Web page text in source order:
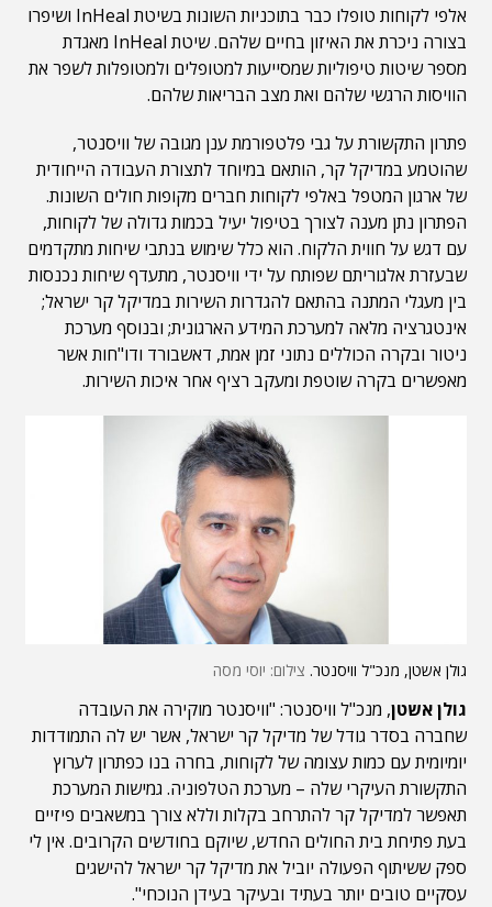
אלפי לקוחות טופלו כבר בתוכניות השונות בשיטת InHeal ושיפרו
בצורה ניכרת את האיזון בחיים שלהם. שיטת InHeal מאגדת
מספר שיטות טיפוליות שמסייעות למטופלים ולמטופלות לשפר את
הוויסות הרגשי שלהם ואת מצב הבריאות שלהם.
פתרון התקשורת על גבי פלטפורמת ענן מגובה של וויסנטר,
שהוטמע במדיקל קר, הותאם במיוחד לתצורת העבודה הייחודית
של ארגון המטפל באלפי לקוחות חברים מקופות חולים השונות.
הפתרון נתן מענה לצורך בטיפול יעיל בכמות גדולה של לקוחות,
עם דגש על חווית הלקוח. הוא כלל שימוש בנתבי שיחות מתקדמים
שבעזרת אלגוריתם שפותח על ידי וויסנטר, מתעדף שיחות נכנסות
בין מעגלי המתנה בהתאם להגדרות השירות במדיקל קר ישראל;
אינטגרציה מלאה למערכת המידע הארגונית; ובנוסף מערכת
ניטור ובקרה הכוללים נתוני זמן אמת, דאשבורד ודו"חות אשר
מאפשרים בקרה שוטפת ומעקב רציף אחר איכות השירות.
גולן אשטן, מנכ"ל וויסנטר. צילום: יוסי מסה
גולן אשטן, מנכ"ל וויסנטר: "וויסנטר מוקירה את העובדה
שחברה בסדר גודל של מדיקל קר ישראל, אשר יש לה התמודדות
יומיומית עם כמות עצומה של לקוחות, בחרה בנו כפתרון לערוץ
התקשורת העיקרי שלה – מערכת הטלפוניה. גמישות המערכת
תאפשר למדיקל קר להתרחב בקלות וללא צורך במשאבים פיזיים
בעת פתיחת בית החולים החדש, שיוקם בחודשים הקרובים. אין לי
ספק ששיתוף הפעולה יוביל את מדיקל קר ישראל להישגים
עסקיים טובים יותר בעתיד ובעיקר בעידן הנוכחי".